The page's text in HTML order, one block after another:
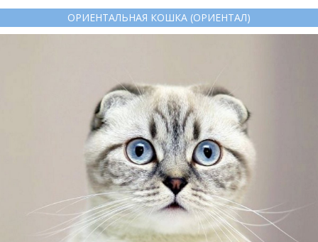
ОРИЕНТАЛЬНАЯ КОШКА (ОРИЕНТАЛ)